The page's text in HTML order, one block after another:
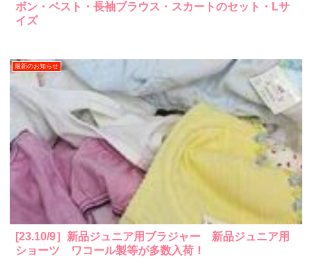
ボン・ベスト・長袖ブラウス・スカートのセット・Lサ
イズ
最新のお知らせ
[23.10/9］新品ジュニア用ブラジャー 新品ジュニア用
ショーツ ワコール製等が多数入荷！